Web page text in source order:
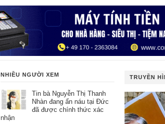
NHIỀU NGƯỜI XEM
Tin bà Nguyễn Thị Thanh
Nhàn đang ẩn náu tại Đức
đã được chính thức xác
nhận
TRUYỀN